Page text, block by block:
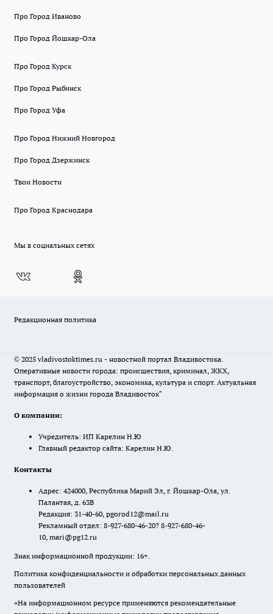
Про Город Иваново
Про Город Йошкар-Ола
Про Город Курск
Про Город Рыбинск
Про Город Уфа
Про Город Нижний Новгород
Про Город Дзержинск
Твои Новости
Про Город Краснодара
Мы в социальных сетях
Редакционная политика
© 2025 vladivostoktimes.ru - новостной портал Владивостока.
Оперативные новости города: происшествия, криминал, ЖКХ,
транспорт, благоустройство, экономика, культура и спорт. Актуальная
информация о жизни города Владивосток"
О компании:
Учредитель: ИП Карелин Н.Ю
Главный редактор сайта: Карелин Н.Ю.
Контакты
Адрес: 424000, Республика Марий Эл, г. Йошкар-Ола, ул.
Палантая, д. 63В
Редакция: 31-40-60, pgorod12@mail.ru
Рекламный отдел: 8-927-680-46-20? 8-927-680-46-
10, mari@pg12.ru
Знак информационной продукции: 16+.
Политика конфиденциальности и обработки персональных данных
пользователей
«На информационном ресурсе применяются рекомендательные